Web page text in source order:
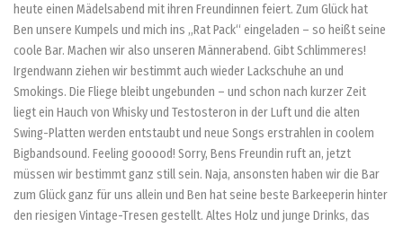
heute einen Mädelsabend mit ihren Freundinnen feiert. Zum Glück hat
Ben unsere Kumpels und mich ins „Rat Pack“ eingeladen – so heißt seine
coole Bar. Machen wir also unseren Männerabend. Gibt Schlimmeres!
Irgendwann ziehen wir bestimmt auch wieder Lackschuhe an und
Smokings. Die Fliege bleibt ungebunden – und schon nach kurzer Zeit
liegt ein Hauch von Whisky und Testosteron in der Luft und die alten
Swing-Platten werden entstaubt und neue Songs erstrahlen in coolem
Bigbandsound. Feeling gooood! Sorry, Bens Freundin ruft an, jetzt
müssen wir bestimmt ganz still sein. Naja, ansonsten haben wir die Bar
zum Glück ganz für uns allein und Ben hat seine beste Barkeeperin hinter
den riesigen Vintage-Tresen gestellt. Altes Holz und junge Drinks, das